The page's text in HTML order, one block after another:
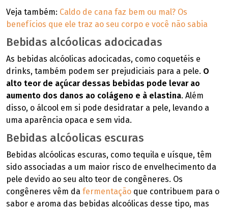
Veja também: Caldo de cana faz bem ou mal? Os
benefícios que ele traz ao seu corpo e você não sabia
Bebidas alcóolicas adocicadas
As bebidas alcóolicas adocicadas, como coquetéis e
drinks, também podem ser prejudiciais para a pele. O
alto teor de açúcar dessas bebidas pode levar ao
aumento dos danos ao colágeno e à elastina. Além
disso, o álcool em si pode desidratar a pele, levando a
uma aparência opaca e sem vida.
Bebidas alcóolicas escuras
Bebidas alcóolicas escuras, como tequila e uísque, têm
sido associadas a um maior risco de envelhecimento da
pele devido ao seu alto teor de congêneres. Os
congêneres vêm da fermentação que contribuem para o
sabor e aroma das bebidas alcoólicas desse tipo, mas